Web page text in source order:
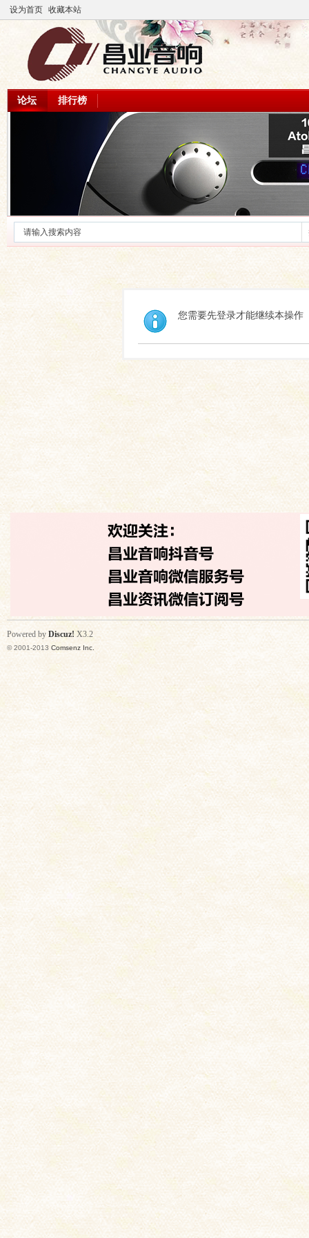
设为首页 收藏本站
论坛 排行榜
您需要先登录才能继续本操作
Powered by Discuz! X3.2
© 2001-2013 Comsenz Inc.